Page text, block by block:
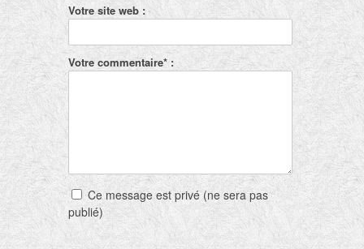
Votre site web :
Votre commentaire* :
Ce message est privé (ne sera pas
publié)